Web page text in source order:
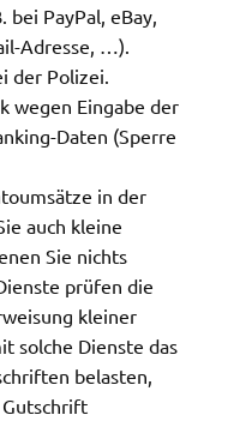
bei PayPal, eBay,
Adresse, …).
der Polizei.
wegen Eingabe der
Daten (Sperre
in der
auch kleine
Sie nichts
prüfen die
kleiner
solche Dienste das
belasten,